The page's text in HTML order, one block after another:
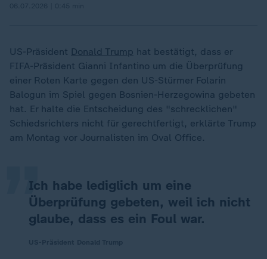
US-Präsident Donald Trump hat bestätigt, dass er
FIFA-Präsident Gianni Infantino um die Überprüfung
einer Roten Karte gegen den US-Stürmer Folarin
Balogun im Spiel gegen Bosnien-Herzegowina gebeten
hat. Er halte die Entscheidung des "schrecklichen"
Schiedsrichters nicht für gerechtfertigt, erklärte Trump
am Montag vor Journalisten im Oval Office.
Ich habe lediglich um eine
Überprüfung gebeten, weil ich nicht
glaube, dass es ein Foul war.
„